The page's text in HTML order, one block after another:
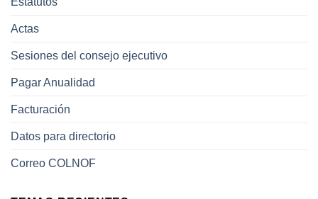
Actas
Sesiones del consejo ejecutivo
Pagar Anualidad
Facturación
Datos para directorio
Correo COLNOF